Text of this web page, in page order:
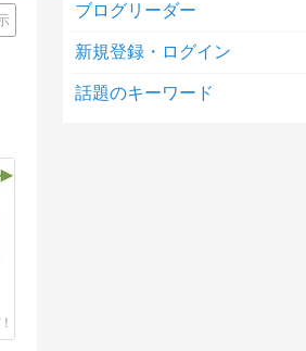
ブログリーダー
新規登録・ログイン
話題のキーワード